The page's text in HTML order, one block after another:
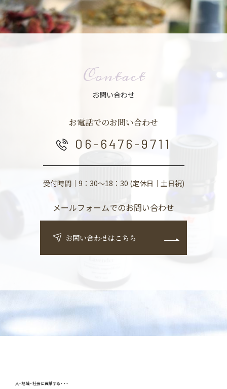
人気のハーブティー「5つのすっきりブレンド茶」 ですが、
長らくのご愛飲ありがとうございました。
ハグシルク フェイスパック
ハグシルク フェイスパックのチラシはこちら↓
ハグシルクチラシ.pdf
Contact
お問い合わせ
お電話でのお問い合わせ
06-6476-9711
受付時間｜9：30～18：30 (定休日｜土日祝)
メールフォームでのお問い合わせ
お問い合わせはこちら